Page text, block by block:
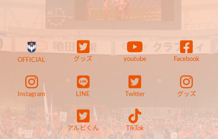
OFFICIAL グッズ youtube Facebook
Instagram LINE Twitter グッズ
アルビくん TikTok